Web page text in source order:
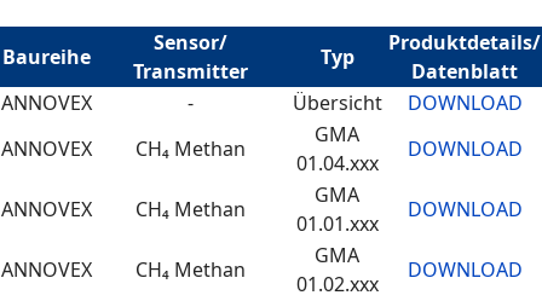
Baureihe
Sensor/
Transmitter
Typ
Produktdetails/
Datenblatt
ANNOVEX
- Übersicht
DOWNLOAD
ANNOVEX
CH₄ Methan
GMA
01.04.xxx
DOWNLOAD
ANNOVEX CH₄ Methan
GMA
01.01.xxx
DOWNLOAD
ANNOVEX CH₄ Methan
GMA
01.02.xxx
DOWNLOAD